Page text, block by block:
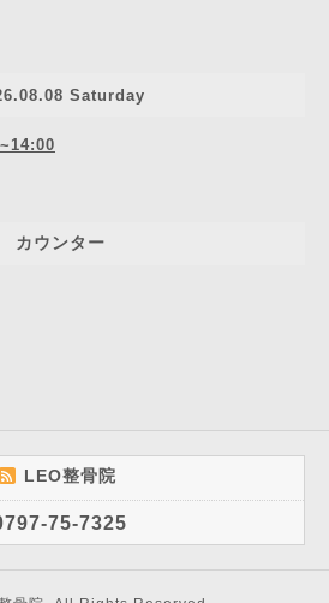
Saturday
カウンター
LEO整骨院
75-7325